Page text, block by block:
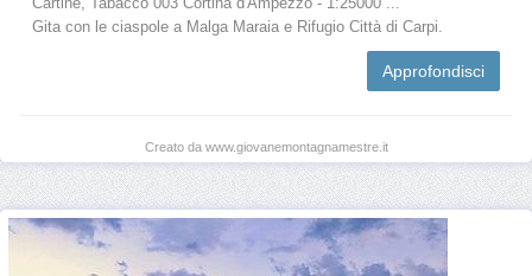
Gita con le ciaspole a Malga Maraia e Rifugio Città di Carpi.
Approfondisci
Creato da www.giovanemontagnamestre.it